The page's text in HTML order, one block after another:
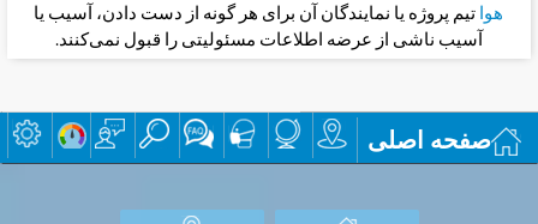
هوا تیم پروژه یا نمایندگان آن برای هر گونه از دست دادن، آسیب یا
آسیب ناشی از عرضه اطلاعات مسئولیتی را قبول نمی‌کنند.
صفحه اصلی